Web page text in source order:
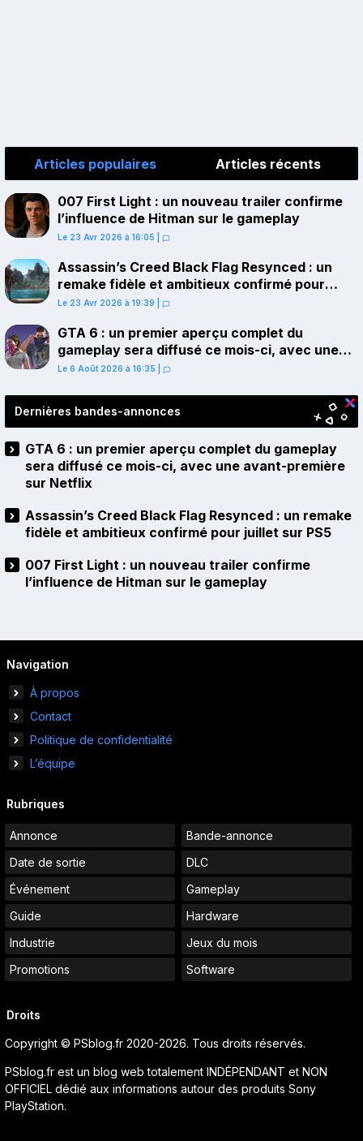
Articles populaires Articles récents
007 First Light : un nouveau trailer confirme
l’influence de Hitman sur le gameplay
Le 23 Avr 2026 à 16:05
Assassin’s Creed Black Flag Resynced : un
remake fidèle et ambitieux confirmé pour
juillet sur PS5
Le 23 Avr 2026 à 19:39
GTA 6 : un premier aperçu complet du
gameplay sera diffusé ce mois-ci, avec une
avant-première sur Netflix
Le 6 Août 2026 à 16:35
Dernières bandes-annonces
GTA 6 : un premier aperçu complet du gameplay
sera diffusé ce mois-ci, avec une avant-première
sur Netflix
Assassin’s Creed Black Flag Resynced : un remake
fidèle et ambitieux confirmé pour juillet sur PS5
007 First Light : un nouveau trailer confirme
l’influence de Hitman sur le gameplay
Navigation
À propos
Contact
Politique de confidentialité
L’équipe
Rubriques
Annonce
Bande-annonce
Date de sortie
DLC
Événement
Gameplay
Guide
Hardware
Industrie
Jeux du mois
Promotions
Software
Droits
Copyright © PSblog.fr 2020-2026. Tous droits réservés.
PSblog.fr est un blog web totalement INDÉPENDANT et NON
OFFICIEL dédié aux informations autour des produits Sony
PlayStation.